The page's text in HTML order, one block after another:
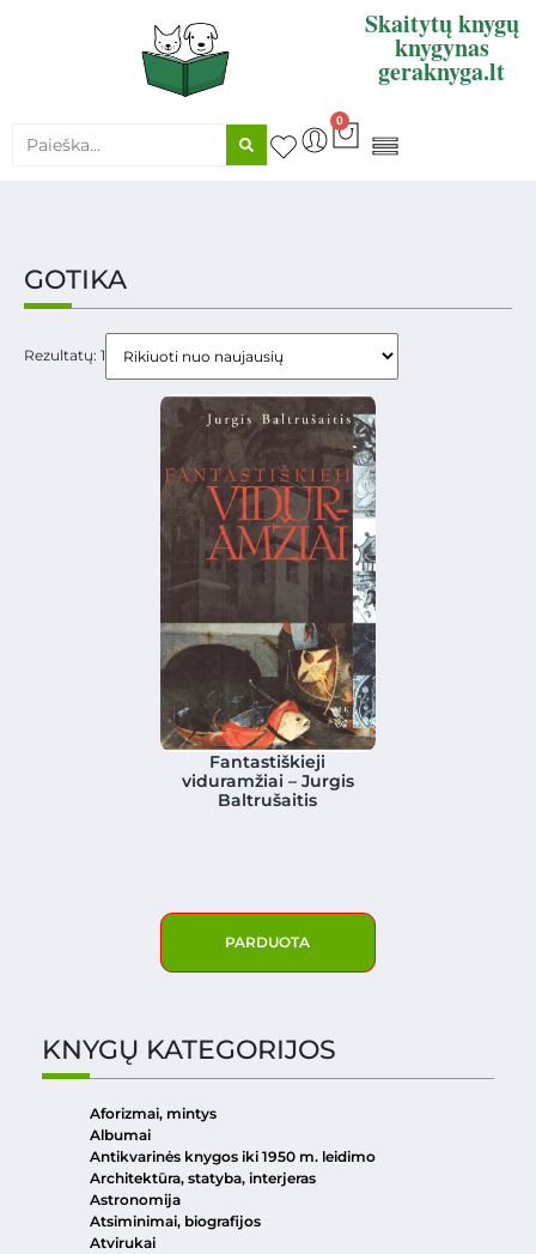
Skaitytų knygų
knygynas
geraknyga.lt
0
GOTIKA
Rezultatų: 1
Fantastiškieji
viduramžiai – Jurgis
Baltrušaitis
PARDUOTA
KNYGŲ KATEGORIJOS
Aforizmai, mintys
Albumai
Antikvarinės knygos iki 1950 m. leidimo
Architektūra, statyba, interjeras
Astronomija
Atsiminimai, biografijos
Atvirukai